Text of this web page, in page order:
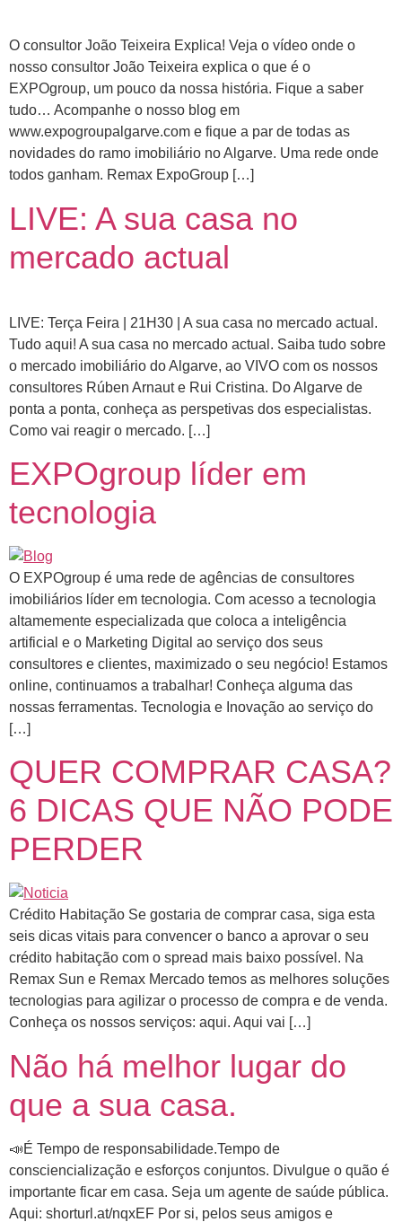
O consultor João Teixeira Explica! Veja o vídeo onde o
nosso consultor João Teixeira explica o que é o
EXPOgroup, um pouco da nossa história. Fique a saber
tudo… Acompanhe o nosso blog em
www.expogroupalgarve.com e fique a par de todas as
novidades do ramo imobiliário no Algarve. Uma rede onde
todos ganham. Remax ExpoGroup […]
LIVE: A sua casa no
mercado actual
LIVE: Terça Feira | 21H30 | A sua casa no mercado actual.
Tudo aqui! A sua casa no mercado actual. Saiba tudo sobre
o mercado imobiliário do Algarve, ao VIVO com os nossos
consultores Rúben Arnaut e Rui Cristina. Do Algarve de
ponta a ponta, conheça as perspetivas dos especialistas.
Como vai reagir o mercado. […]
EXPOgroup líder em
tecnologia
O EXPOgroup é uma rede de agências de consultores
imobiliários líder em tecnologia. Com acesso a tecnologia
altamemente especializada que coloca a inteligência
artificial e o Marketing Digital ao serviço dos seus
consultores e clientes, maximizado o seu negócio! Estamos
online, continuamos a trabalhar! Conheça alguma das
nossas ferramentas. Tecnologia e Inovação ao serviço do
[…]
QUER COMPRAR CASA?
6 DICAS QUE NÃO PODE
PERDER
Crédito Habitação Se gostaria de comprar casa, siga esta
seis dicas vitais para convencer o banco a aprovar o seu
crédito habitação com o spread mais baixo possível. Na
Remax Sun e Remax Mercado temos as melhores soluções
tecnologias para agilizar o processo de compra e de venda.
Conheça os nossos serviços: aqui. Aqui vai […]
Não há melhor lugar do
que a sua casa.
📣É Tempo de responsabilidade.Tempo de
consciencialização e esforços conjuntos. Divulgue o quão é
importante ficar em casa. Seja um agente de saúde pública.
Aqui: shorturl.at/nqxEF Por si, pelos seus amigos e